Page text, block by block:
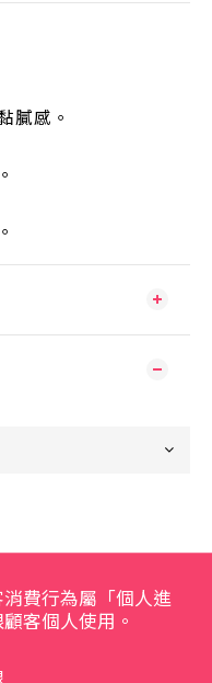
膩感。
費行為屬「個人進
客個人使用。